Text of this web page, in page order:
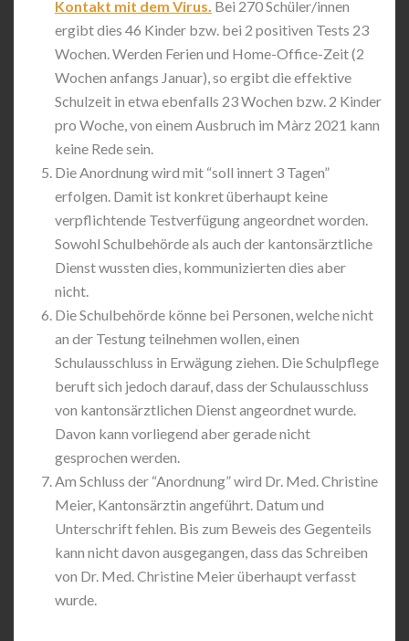
Kontakt mit dem Virus. Bei 270 Schüler/innen
ergibt dies 46 Kinder bzw. bei 2 positiven Tests 23
Wochen. Werden Ferien und Home-Office-Zeit (2
Wochen anfangs Januar), so ergibt die effektive
Schulzeit in etwa ebenfalls 23 Wochen bzw. 2 Kinder
pro Woche, von einem Ausbruch im Màrz 2021 kann
keine Rede sein.
Die Anordnung wird mit “soll innert 3 Tagen”
erfolgen. Damit ist konkret überhaupt keine
verpflichtende Testverfügung angeordnet worden.
Sowohl Schulbehörde als auch der kantonsärztliche
Dienst wussten dies, kommunizierten dies aber
nicht.
Die Schulbehörde könne bei Personen, welche nicht
an der Testung teilnehmen wollen, einen
Schulausschluss in Erwägung ziehen. Die Schulpflege
beruft sich jedoch darauf, dass der Schulausschluss
von kantonsärztlichen Dienst angeordnet wurde.
Davon kann vorliegend aber gerade nicht
gesprochen werden.
Am Schluss der “Anordnung” wird Dr. Med. Christine
Meier, Kantonsärztin angeführt. Datum und
Unterschrift fehlen. Bis zum Beweis des Gegenteils
kann nicht davon ausgegangen, dass das Schreiben
von Dr. Med. Christine Meier überhaupt verfasst
wurde.